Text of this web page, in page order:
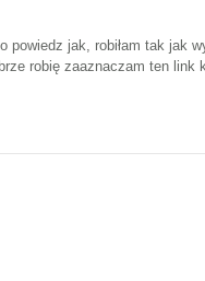
jak, robiłam tak
robię zaaznaczam ten